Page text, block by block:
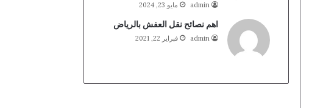
admin مايو 23, 2024
اهم نصائح نقل العفش بالرياض
admin فبراير 22, 2021